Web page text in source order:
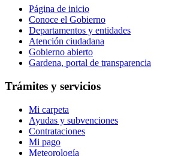
Página de inicio
Conoce el Gobierno
Departamentos y entidades
Atención ciudadana
Gobierno abierto
Gardena, portal de transparencia
Trámites y servicios
Mi carpeta
Ayudas y subvenciones
Contrataciones
Mi pago
Meteorología